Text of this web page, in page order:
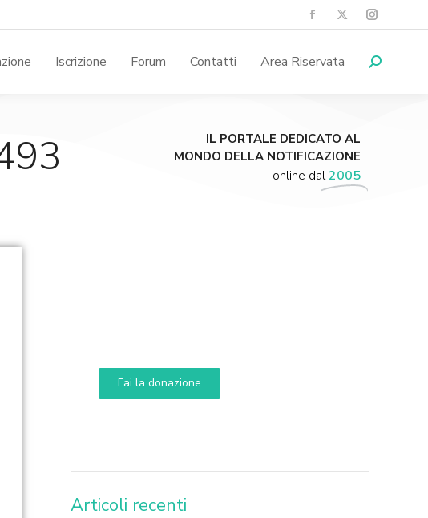
Iscrizione Forum Contatti Area Riservata
IL PORTALE DEDICATO AL
MONDO DELLA NOTIFICAZIONE
online dal2005
Fai la donazione
DONA
Articoli recenti